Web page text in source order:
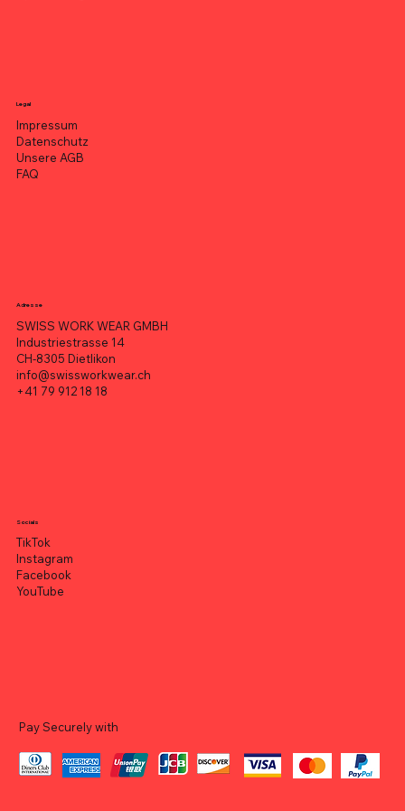
Legal
Impressum
Datenschutz
Unsere AGB
FAQ
Adresse
SWISS WORK WEAR GMBH
Industriestrasse 14
CH-8305 Dietlikon
info@swissworkwear.ch
+41 79 912 18 18
Socials
TikTok
Instagram
Facebook
YouTube
Pay Securely with